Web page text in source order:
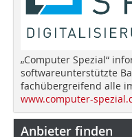
„Computer Spezial“
softwareunterstützte
fachübergreifend alle
www.computer-
Anbieter finden